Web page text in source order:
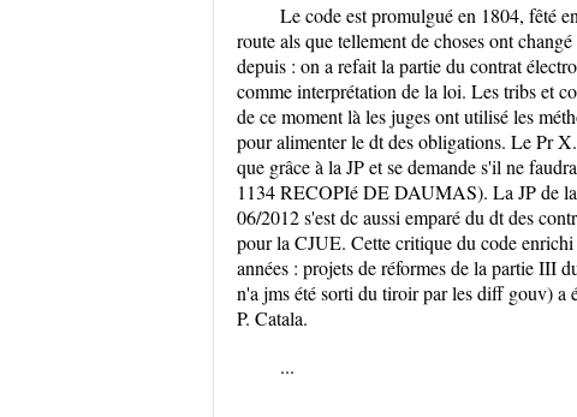
Le code est promulgué en 1804, fêté
route als que tellement de choses ont
depuis : on a refait la partie du contrat
comme interprétation de la loi. Les tribs et
de ce moment là les juges ont utilisé les
pour alimenter le dt des obligations. Le Pr
que grâce à la JP et se demande s'il ne
1134 RECOPIé DE DAUMAS). La JP de
06/2012 s'est dc aussi emparé du dt des
pour la CJUE. Cette critique du code
années : projets de réformes de la partie III
n'a jms été sorti du tiroir par les diff gouv) a
P. Catala.
...